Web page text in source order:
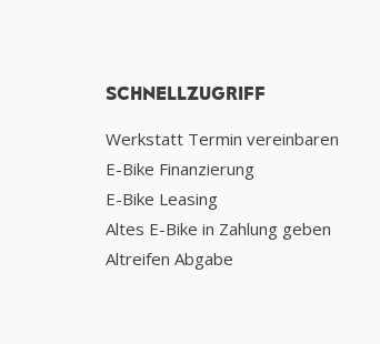
SCHNELLZUGRIFF
Werkstatt Termin vereinbaren
E-Bike Finanzierung
E-Bike Leasing
Altes E-Bike in Zahlung geben
Altreifen Abgabe